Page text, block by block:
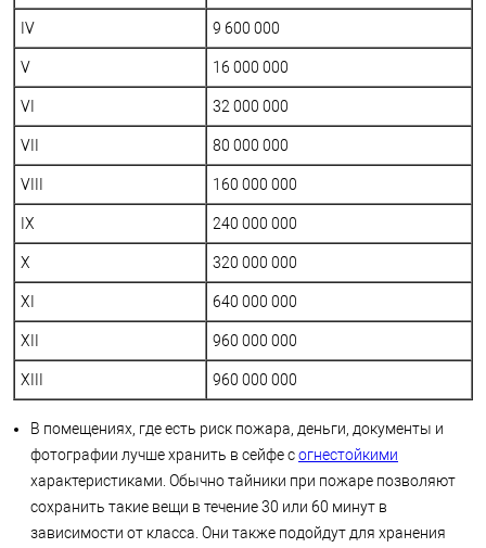
IV 9 600 000
V 16 000 000
VI 32 000 000
VII 80 000 000
VIII 160 000 000
IX 240 000 000
X 320 000 000
XI 640 000 000
XII 960 000 000
XIII 960 000 000
В помещениях, где есть риск пожара, деньги, документы и
фотографии лучше хранить в сейфе согнестойкими
характеристиками. Обычно тайники при пожаре позволяют
сохранить такие вещи в течение 30 или 60 минут в
зависимости от класса. Они также подойдут для хранения